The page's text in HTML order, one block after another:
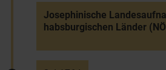
Josephinische
habsburgischen Länder